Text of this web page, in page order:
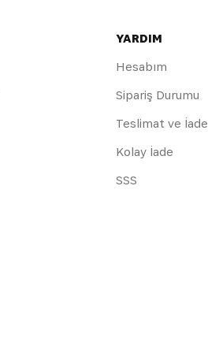
YARDIM
Hesabım
Sipariş Durumu
Teslimat ve İade
Kolay İade
SSS